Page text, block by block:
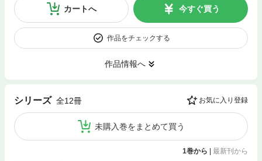
カートへ 今すぐ買う
作品をチェックする
作品情報へ
シリーズ 全12冊 お気に入り登録
未購入巻をまとめて買う
1巻から 最新刊から